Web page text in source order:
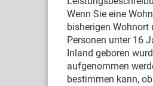
Wenn Sie eine
bisherigen Wohnort
Personen unter 16
Inland geboren
aufgenommen
bestimmen kann,